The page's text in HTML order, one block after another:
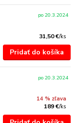
31,50 €/ks
po 20.3.2024
Pridať do košíka
14 % zľava
189 €/ks
po 20.3.2024